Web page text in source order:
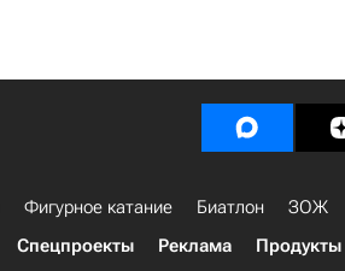
Фигурное катание Биатлон ЗОЖ
Спецпроекты
Реклама